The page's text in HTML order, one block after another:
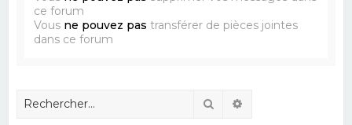
ce forum
Vous ne pouvez pas transférer de pièces jointes
dans ce forum
Rechercher